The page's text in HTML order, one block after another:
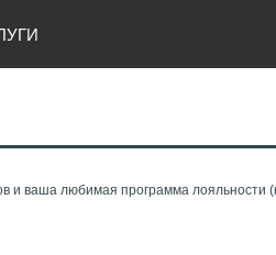
и ваша любимая программа лояльности